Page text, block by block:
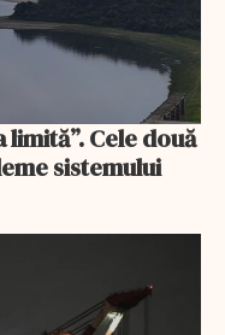
Cele două
sistemului